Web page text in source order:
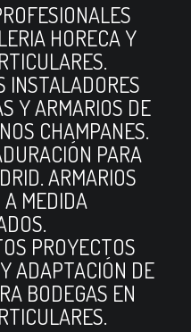
HORECA Y
INSTALADORES
Y ARMARIOS DE
CHAMPANES.
PARA
ARMARIOS
A MEDIDA
PROYECTOS
ADAPTACIÓN DE
BODEGAS EN